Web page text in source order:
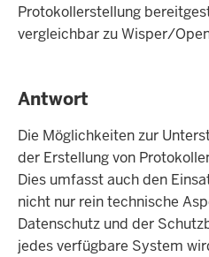
Protokollerstellung
vergleichbar zu Wisper/
Antwort
Die Möglichkeiten zur
der Erstellung von
Dies umfasst auch den
nicht nur rein technische
Datenschutz und der
jedes verfügbare System